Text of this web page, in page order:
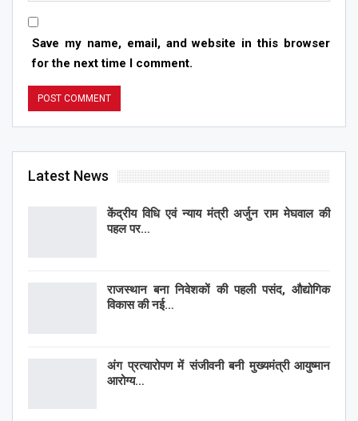
Save my name, email, and website in this browser
for the next time I comment.
Latest News
केंद्रीय विधि एवं न्याय मंत्री अर्जुन राम मेघवाल की
पहल पर…
राजस्थान बना निवेशकों की पहली पसंद, औद्योगिक
विकास की नई…
अंग प्रत्यारोपण में संजीवनी बनी मुख्यमंत्री आयुष्मान
आरोग्य…